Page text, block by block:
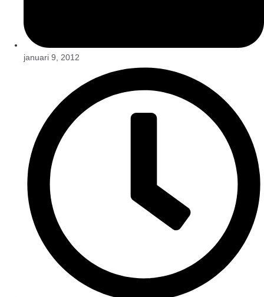
januari 9, 2012